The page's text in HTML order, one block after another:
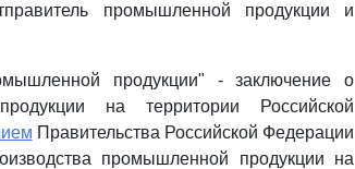
промышленной продукции и
продукции" - заключение о
на территории Российской
Правительства Российской Федерации
промышленной продукции на